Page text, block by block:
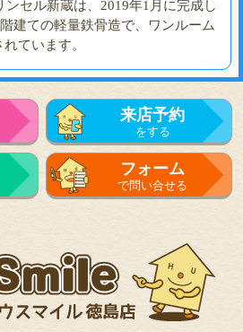
ンセル新蔵は、2019年1月に完成し
建ての軽量鉄骨造で、ワンルーム
ています。
来店予約
をする
フォーム
で問い合せる